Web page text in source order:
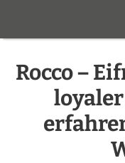
Rocco –